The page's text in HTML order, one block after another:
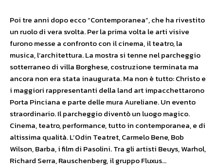
Poi tre anni dopo ecco “Contemporanea”, che ha rivestito
un ruolo di vera svolta. Per la prima volta le arti visive
furono messe a confronto con il cinema, il teatro, la
musica, l’architettura. La mostra si tenne nel parcheggio
sotterraneo di villa Borghese, costruzione terminata ma
ancora non era stata inaugurata. Ma non è tutto: Christo e
i maggiori rappresentanti della land art impacchettarono
Porta Pinciana e parte delle mura Aureliane. Un evento
straordinario. Il parcheggio diventò un luogo magico.
Cinema, teatro, performance, tutto in contemporanea, e di
altissima qualità. L’Odin Teatret, Carmelo Bene, Bob
Wilson, Barba, i film di Pasolini. Tra gli artisti Beuys, Warhol,
Richard Serra, Rauschenberg, il gruppo Fluxus…